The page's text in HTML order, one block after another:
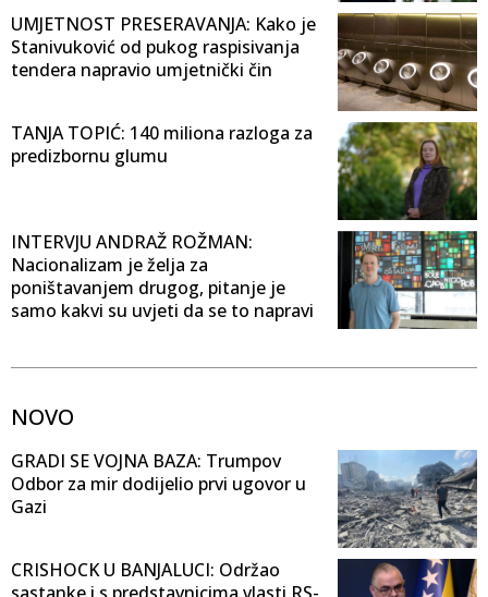
UMJETNOST PRESERAVANJA: Kako je
Stanivuković od pukog raspisivanja
tendera napravio umjetnički čin
TANJA TOPIĆ: 140 miliona razloga za
predizbornu glumu
INTERVJU ANDRAŽ ROŽMAN:
Nacionalizam je želja za
poništavanjem drugog, pitanje je
samo kakvi su uvjeti da se to napravi
NOVO
GRADI SE VOJNA BAZA: Trumpov
Odbor za mir dodijelio prvi ugovor u
Gazi
CRISHOCK U BANJALUCI: Održao